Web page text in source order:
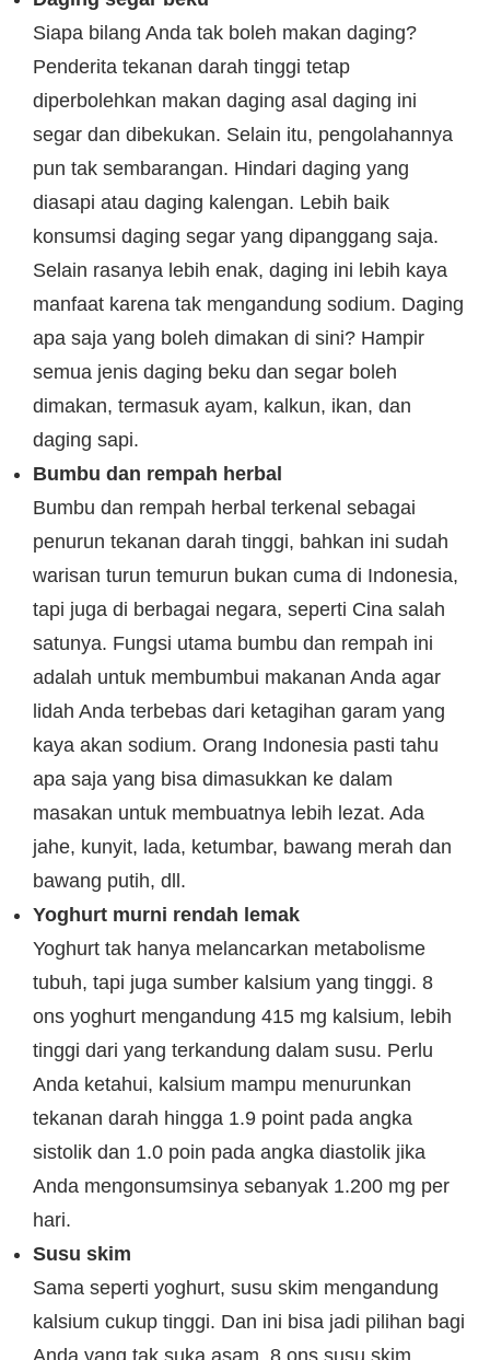
Siapa bilang Anda tak boleh makan daging?
Penderita tekanan darah tinggi tetap
diperbolehkan makan daging asal daging ini
segar dan dibekukan. Selain itu, pengolahannya
pun tak sembarangan. Hindari daging yang
diasapi atau daging kalengan. Lebih baik
konsumsi daging segar yang dipanggang saja.
Selain rasanya lebih enak, daging ini lebih kaya
manfaat karena tak mengandung sodium. Daging
apa saja yang boleh dimakan di sini? Hampir
semua jenis daging beku dan segar boleh
dimakan, termasuk ayam, kalkun, ikan, dan
daging sapi.
Bumbu dan rempah herbal
Bumbu dan rempah herbal terkenal sebagai
penurun tekanan darah tinggi, bahkan ini sudah
warisan turun temurun bukan cuma di Indonesia,
tapi juga di berbagai negara, seperti Cina salah
satunya. Fungsi utama bumbu dan rempah ini
adalah untuk membumbui makanan Anda agar
lidah Anda terbebas dari ketagihan garam yang
kaya akan sodium. Orang Indonesia pasti tahu
apa saja yang bisa dimasukkan ke dalam
masakan untuk membuatnya lebih lezat. Ada
jahe, kunyit, lada, ketumbar, bawang merah dan
bawang putih, dll.
Yoghurt murni rendah lemak
Yoghurt tak hanya melancarkan metabolisme
tubuh, tapi juga sumber kalsium yang tinggi. 8
ons yoghurt mengandung 415 mg kalsium, lebih
tinggi dari yang terkandung dalam susu. Perlu
Anda ketahui, kalsium mampu menurunkan
tekanan darah hingga 1.9 point pada angka
sistolik dan 1.0 poin pada angka diastolik jika
Anda mengonsumsinya sebanyak 1.200 mg per
hari.
Susu skim
Sama seperti yoghurt, susu skim mengandung
kalsium cukup tinggi. Dan ini bisa jadi pilihan bagi
Anda yang tak suka asam. 8 ons susu skim